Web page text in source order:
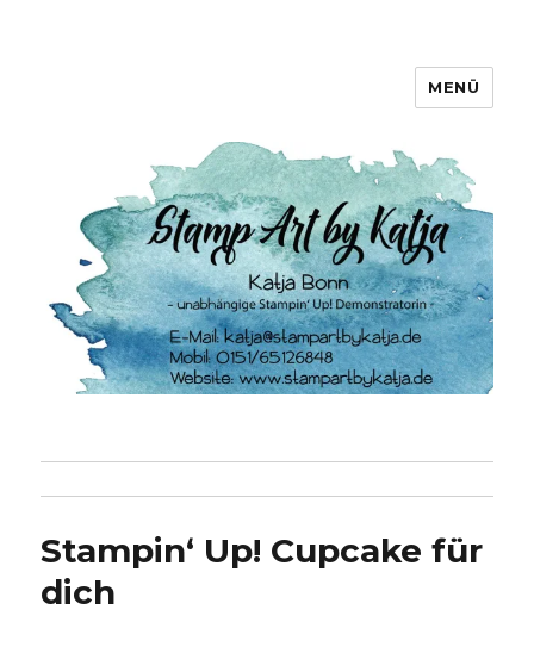
MENÜ
Stampin‘ Up! Cupcake für
dich